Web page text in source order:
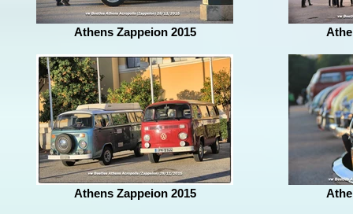
Athens Zappeion 2015
Athens Zappeion 2015